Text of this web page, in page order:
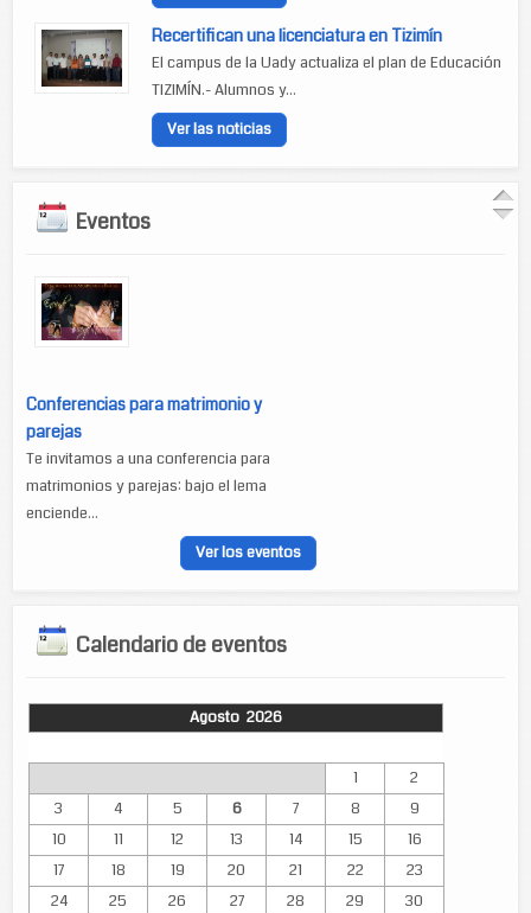
Recertifican una licenciatura en Tizimín
El campus de la Uady actualiza el plan de Educación
TIZIMÍN.- Alumnos y...
Ver las noticias
Eventos
Conferencias para matrimonio y
parejas
Te invitamos a una conferencia para
matrimonios y parejas: bajo el lema
enciende...
Ver los eventos
Calendario de eventos
Agosto 2026
1
2
3
4 5 6 7 8
9
10
11 12 13 14 15
16
17
18 19 20 21 22
23
24
25 26 27 28 29
30